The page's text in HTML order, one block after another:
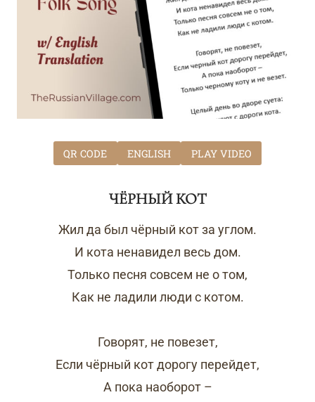
QR CODE ENGLISH PLAY VIDEO
ЧЁРНЫЙ КОТ
Жил да был чёрный кот за углом.
И кота ненавидел весь дом.
Только песня совсем не о том,
Как не ладили люди с котом.
Говорят, не повезет,
Если чёрный кот дорогу перейдет,
А пока наоборот –